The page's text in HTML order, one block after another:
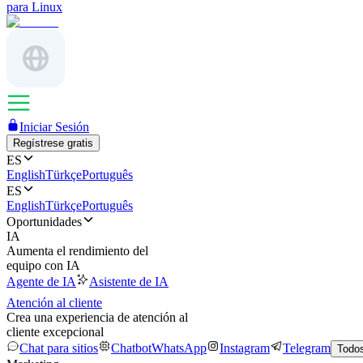
para Linux
Iniciar Sesión
Regístrese gratis
ES
EnglishTürkçePortuguês
ES
EnglishTürkçePortuguês
Oportunidades
IA
Aumenta el rendimiento del
equipo con IA
Agente de IA
Asistente de IA
Atención al cliente
Crea una experiencia de atención al
cliente excepcional
Chat para sitios
ChatbotWhatsApp Instagram Telegram